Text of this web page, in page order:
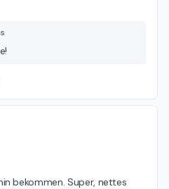
bekommen. Super, nettes